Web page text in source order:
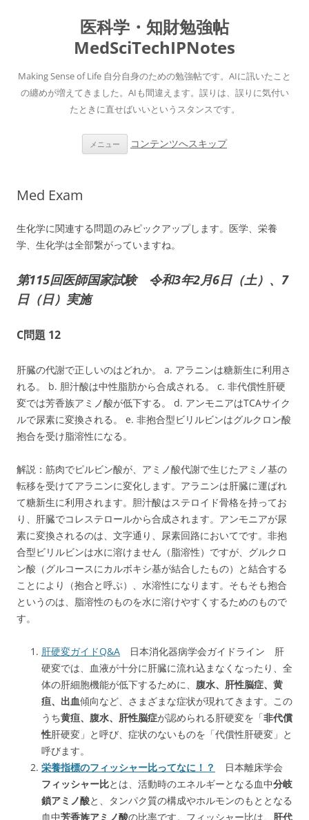
医科学・知財勉強帖
MedSciTechIPNotes
Making Sense of Life 自分自身のための勉強帖です。AIに訊いたこと
の纏めが増えてきました。AIも間違えます。誤りは、誤りに気付い
たときに直せばいいというスタンスです。
メニュー コンテンツへスキップ
Med Exam
生化学に関連する問題のみピックアップします。医学、栄養
学、生化学は全部繋がっていますね。
第115回医師国家試験 令和3年2月6日（土）、7
日（日）実施
C問題 12
肝臓の代謝で正しいのはどれか。 a. アラニンは糖新生に利用さ
れる。 b. 胆汁酸は中性脂肪から合成される。 c. 非代償性肝硬
変では芳香族アミノ酸が低下する。 d. アンモニアはTCAサイク
ルで尿素に変換される。 e. 非抱合型ビリルビンはグルクロン酸
抱合を受け脂溶性になる。
解説：筋肉でピルビン酸が、アミノ酸代謝で生じたアミノ基の
転移を受けてアラニンに変化します。アラニンは肝臓に運ばれ
て糖新生に利用されます。胆汁酸はステロイド骨格を持ってお
り、肝臓でコレステロールから合成されます。アンモニアが尿
素に変換されるのは、文字通り、尿素回路においてです。非抱
合型ビリルビンは水に溶けません（脂溶性）ですが、グルクロ
ン酸（グルコースにカルボキシ基が結合したもの）と結合する
ことにより（抱合と呼ぶ）、水溶性になります。そもそも抱合
というのは、脂溶性のものを水に溶けやすくするためのもので
す。
肝硬変ガイドQ&A 日本消化器病学会ガイドライン 肝
硬変では、血液が十分に肝臓に流れ込まなくなったり、全
体の肝細胞機能が低下するために、 腹水、肝性脳症、黄
疸、出血傾向など、さまざまな症状が現れてきます。この
うち黄疸、腹水、肝性脳症が認められる肝硬変を「非代償
性肝硬変」と呼び、症状のないものを「代償性肝硬変」と
呼びます。
栄養指標のフィッシャー比ってなに！？
日本離床学会
フィッシャー比とは、活動時のエネルギーとなる血中分岐
鎖アミノ酸と、タンパク質の構成やホルモンのもととなる
血中芳香族アミノ酸の比率です。フィッシャー比は、 肝代